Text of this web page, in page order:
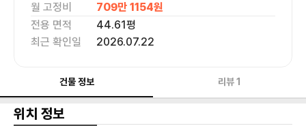
월 고정비
709만 1154원
전용 면적
44.61평
최근 확인일
2026.07.22
건물 정보 리뷰1
위치 정보